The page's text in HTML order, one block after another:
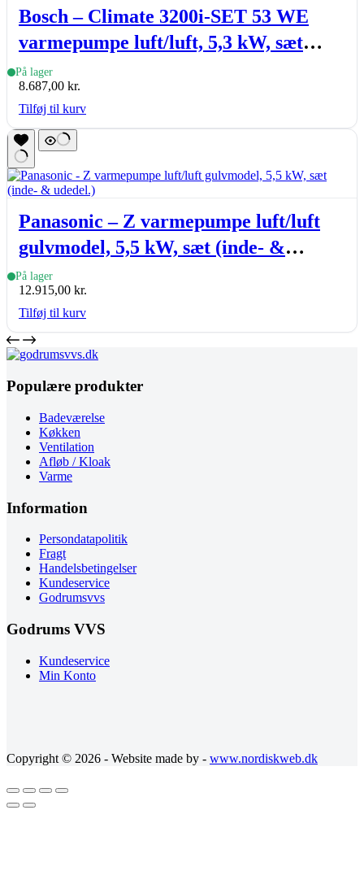
Bosch – Climate 3200i-SET 53 WE
varmepumpe luft/luft, 5,3 kW, sæt
(inde- & udedel.), hvid
På lager
8.687,00 kr.
Tilføj til kurv
Panasonic – Z varmepumpe luft/luft
gulvmodel, 5,5 kW, sæt (inde- &
udedel.)
På lager
12.915,00 kr.
Tilføj til kurv
Populære produkter
Badeværelse
Køkken
Ventilation
Afløb / Kloak
Varme
Information
Persondatapolitik
Fragt
Handelsbetingelser
Kundeservice
Godrumsvvs
Godrums VVS
Kundeservice
Min Konto
Copyright © 2026 - Website made by - www.nordiskweb.dk